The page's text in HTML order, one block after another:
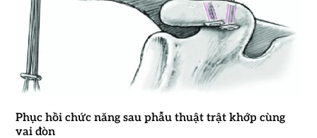
Phục hồi chức năng sau phẫu thuật trật khớp cùng
vai đòn